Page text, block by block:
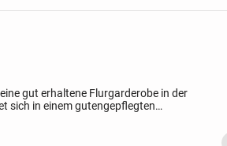
gut erhaltene Flurgarderobe in der
sich in einem gutengepflegten
cm